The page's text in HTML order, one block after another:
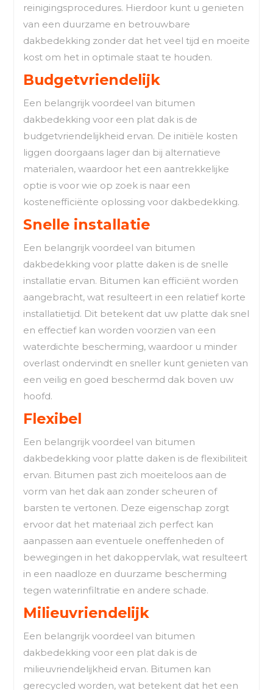
reinigingsprocedures. Hierdoor kunt u genieten
van een duurzame en betrouwbare
dakbedekking zonder dat het veel tijd en moeite
kost om het in optimale staat te houden.
Budgetvriendelijk
Een belangrijk voordeel van bitumen
dakbedekking voor een plat dak is de
budgetvriendelijkheid ervan. De initiële kosten
liggen doorgaans lager dan bij alternatieve
materialen, waardoor het een aantrekkelijke
optie is voor wie op zoek is naar een
kostenefficiënte oplossing voor dakbedekking.
Snelle installatie
Een belangrijk voordeel van bitumen
dakbedekking voor platte daken is de snelle
installatie ervan. Bitumen kan efficiënt worden
aangebracht, wat resulteert in een relatief korte
installatietijd. Dit betekent dat uw platte dak snel
en effectief kan worden voorzien van een
waterdichte bescherming, waardoor u minder
overlast ondervindt en sneller kunt genieten van
een veilig en goed beschermd dak boven uw
hoofd.
Flexibel
Een belangrijk voordeel van bitumen
dakbedekking voor platte daken is de flexibiliteit
ervan. Bitumen past zich moeiteloos aan de
vorm van het dak aan zonder scheuren of
barsten te vertonen. Deze eigenschap zorgt
ervoor dat het materiaal zich perfect kan
aanpassen aan eventuele oneffenheden of
bewegingen in het dakoppervlak, wat resulteert
in een naadloze en duurzame bescherming
tegen waterinfiltratie en andere schade.
Milieuvriendelijk
Een belangrijk voordeel van bitumen
dakbedekking voor een plat dak is de
milieuvriendelijkheid ervan. Bitumen kan
gerecycled worden, wat betekent dat het een